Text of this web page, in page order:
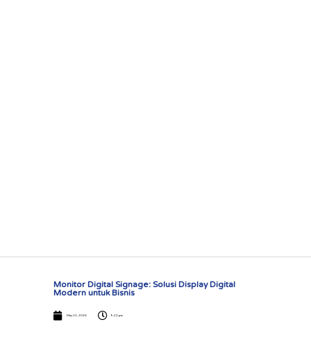
Monitor Digital Signage: Solusi Display Digital
Modern untuk Bisnis
May 22, 2026 9:22 pm